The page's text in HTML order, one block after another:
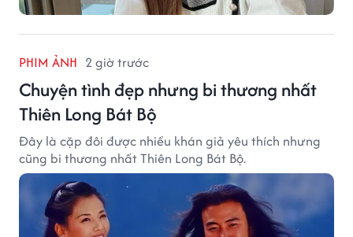
PHIM ẢNH 2 giờ trước
Chuyện tình đẹp nhưng bi thương nhất
Thiên Long Bát Bộ
Đây là cặp đôi được nhiều khán giả yêu thích nhưng
cũng bi thương nhất Thiên Long Bát Bộ.